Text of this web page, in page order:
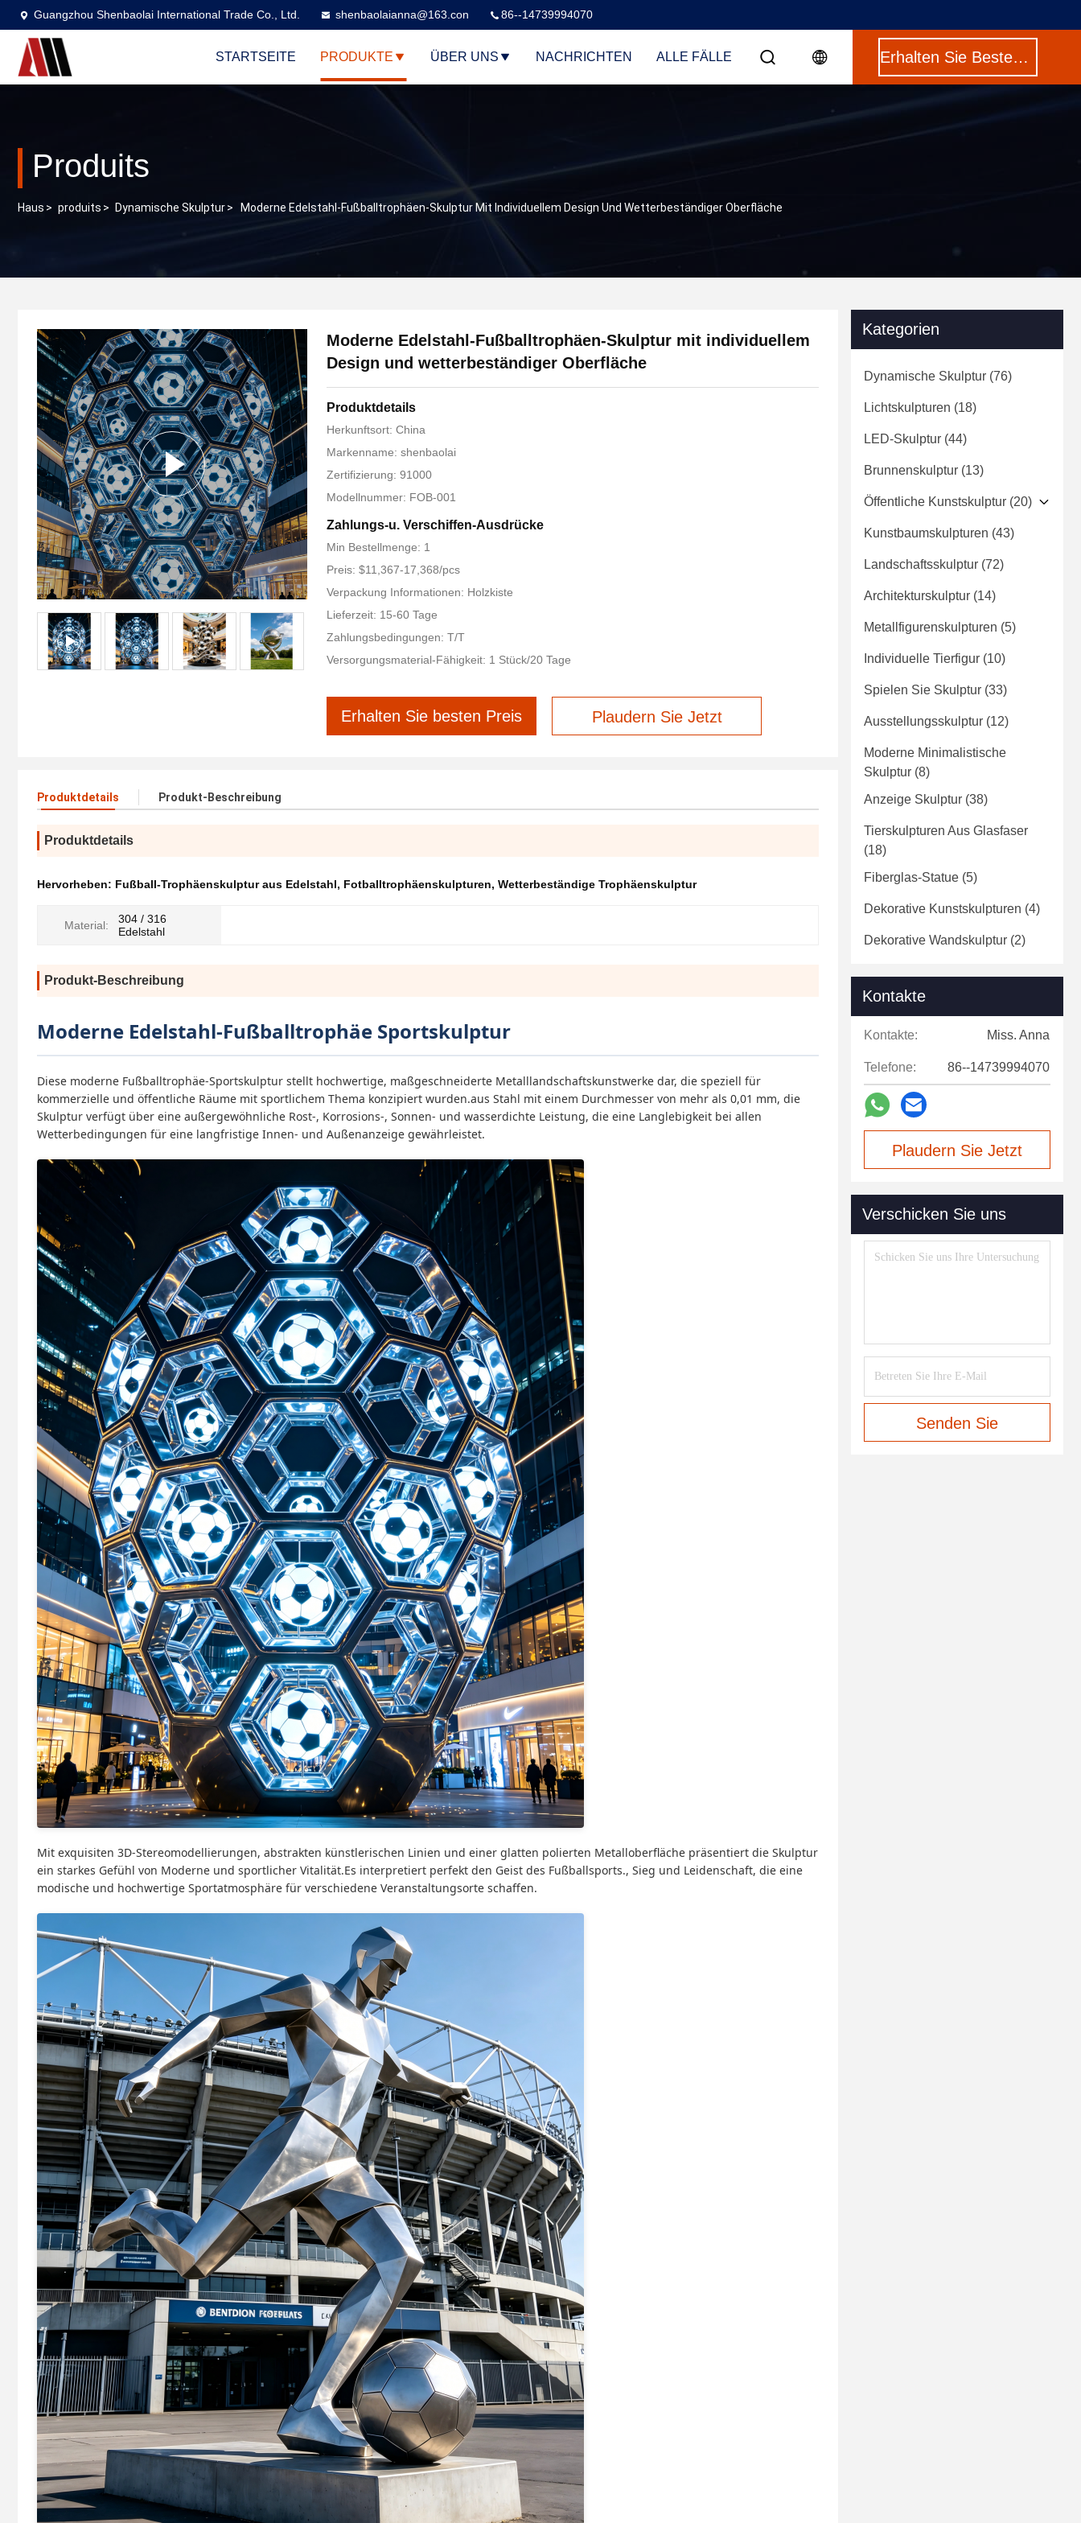
Guangzhou Shenbaolai International Trade Co., Ltd. shenbaolaianna@163.con 86--14739994070
STARTSEITE PRODUKTE ÜBER UNS NACHRICHTEN ALLE FÄLLE Erhalten Sie Besten Preis
Produits
Haus > produits > Dynamische Skulptur> Moderne Edelstahl-Fußballtrophäen-Skulptur Mit Individuellem Design Und Wetterbeständiger Oberfläche
Moderne Edelstahl-Fußballtrophäen-Skulptur mit individuellem
Design und wetterbeständiger Oberfläche
Produktdetails
Herkunftsort: China
Markenname: shenbaolai
Zertifizierung: 91000
Modellnummer: FOB-001
Zahlungs-u. Verschiffen-Ausdrücke
Min Bestellmenge: 1
Preis: $11,367-17,368/pcs
Verpackung Informationen: Holzkiste
Lieferzeit: 15-60 Tage
Zahlungsbedingungen: T/T
Versorgungsmaterial-Fähigkeit: 1 Stück/20 Tage
Erhalten Sie besten Preis Plaudern Sie Jetzt
Produktdetails Produkt-Beschreibung
Produktdetails
Hervorheben: Fußball-Trophäenskulptur aus Edelstahl, Fotballtrophäenskulpturen, Wetterbeständige Trophäenskulptur
Material:
304 / 316
Edelstahl
Produkt-Beschreibung
Moderne Edelstahl-Fußballtrophäe Sportskulptur
Diese moderne Fußballtrophäe-Sportskulptur stellt hochwertige, maßgeschneiderte Metalllandschaftskunstwerke dar, die speziell für
kommerzielle und öffentliche Räume mit sportlichem Thema konzipiert wurden.aus Stahl mit einem Durchmesser von mehr als 0,01 mm, die
Skulptur verfügt über eine außergewöhnliche Rost-, Korrosions-, Sonnen- und wasserdichte Leistung, die eine Langlebigkeit bei allen
Wetterbedingungen für eine langfristige Innen- und Außenanzeige gewährleistet.
Mit exquisiten 3D-Stereomodellierungen, abstrakten künstlerischen Linien und einer glatten polierten Metalloberfläche präsentiert die Skulptur
ein starkes Gefühl von Moderne und sportlicher Vitalität.Es interpretiert perfekt den Geist des Fußballsports., Sieg und Leidenschaft, die eine
modische und hochwertige Sportatmosphäre für verschiedene Veranstaltungsorte schaffen.
Kategorien
Dynamische Skulptur (76)
Lichtskulpturen (18)
LED-Skulptur (44)
Brunnenskulptur (13)
Öffentliche Kunstskulptur (20)
Kunstbaumskulpturen (43)
Landschaftsskulptur (72)
Architekturskulptur (14)
Metallfigurenskulpturen (5)
Individuelle Tierfigur (10)
Spielen Sie Skulptur (33)
Ausstellungsskulptur (12)
Moderne Minimalistische
Skulptur (8)
Anzeige Skulptur (38)
Tierskulpturen Aus Glasfaser
(18)
Fiberglas-Statue (5)
Dekorative Kunstskulpturen (4)
Dekorative Wandskulptur (2)
Kontakte
Kontakte: Miss. Anna
Telefone: 86--14739994070
Plaudern Sie Jetzt
Verschicken Sie uns
Senden Sie